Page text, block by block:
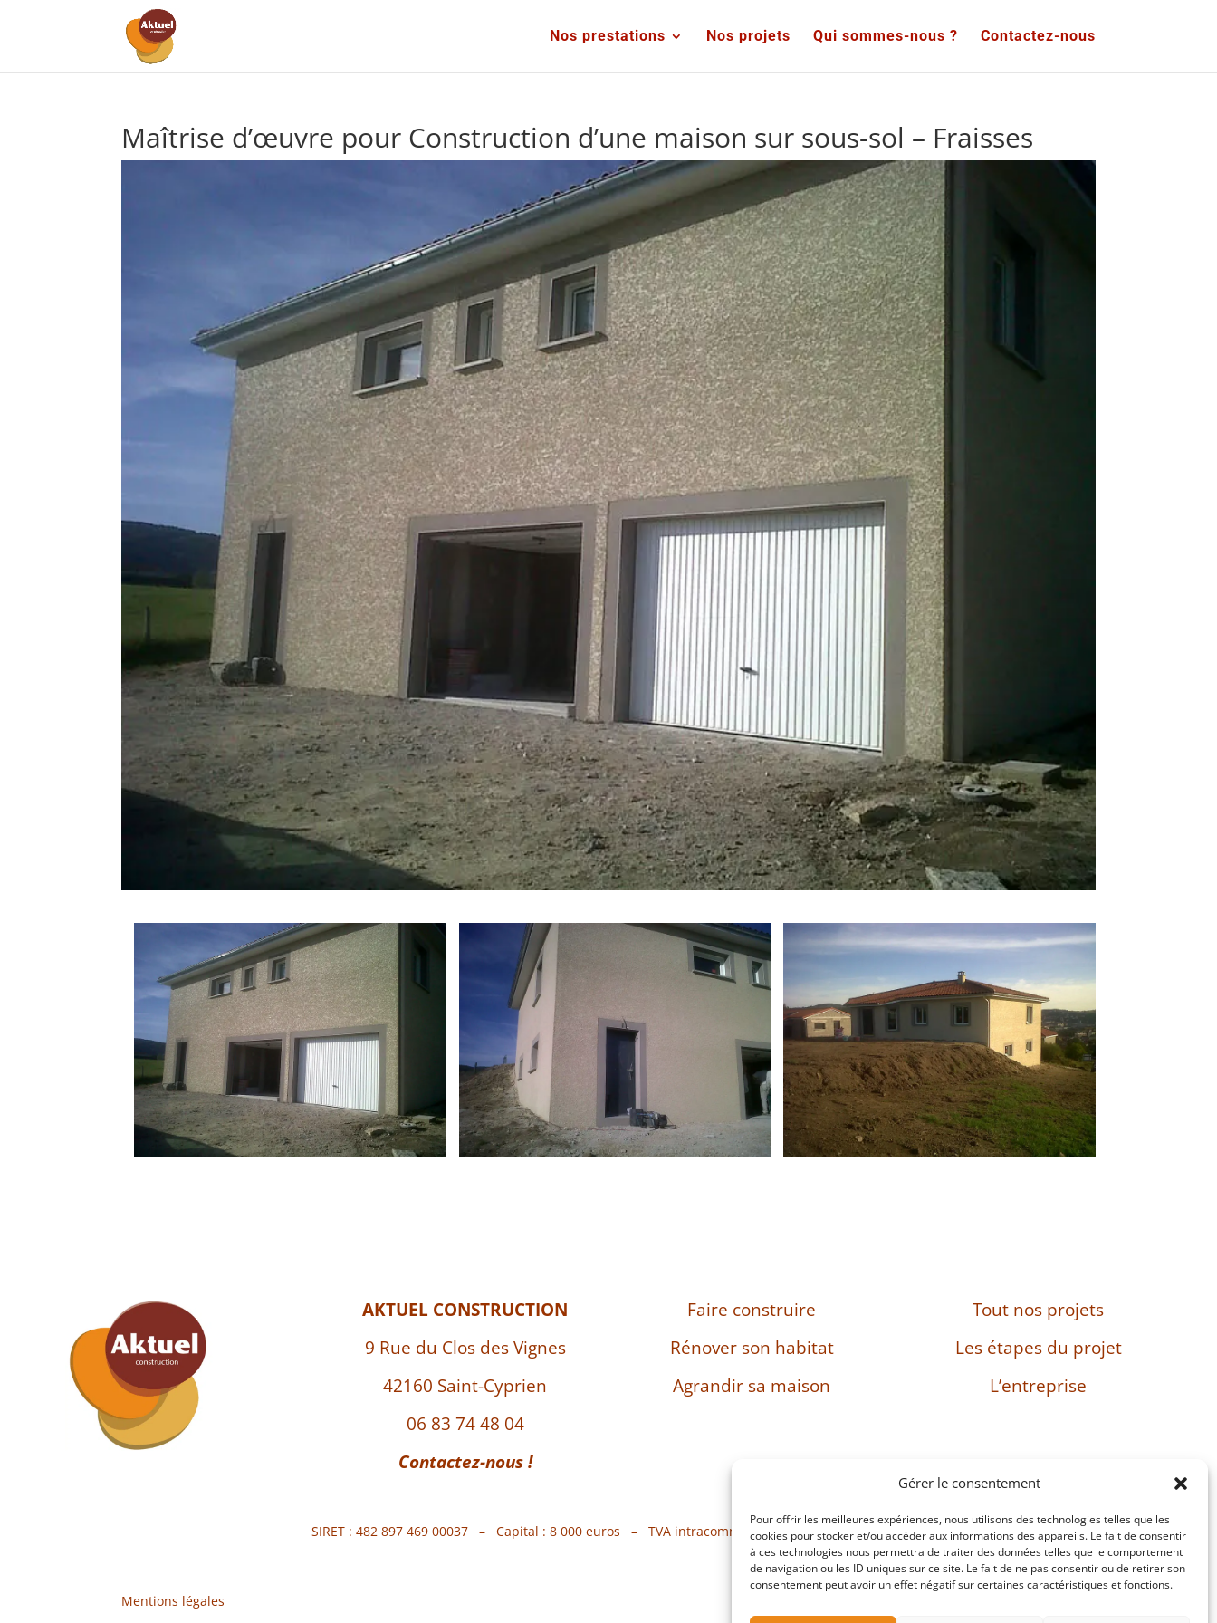
Gérer le consentement
Pour offrir les meilleures expériences, nous utilisons des technologies telles que les
cookies pour stocker et/ou accéder aux informations des appareils. Le fait de consentir
à ces technologies nous permettra de traiter des données telles que le comportement
de navigation ou les ID uniques sur ce site. Le fait de ne pas consentir ou de retirer son
consentement peut avoir un effet négatif sur certaines caractéristiques et fonctions.
Nos prestations Nos projets Qui sommes-nous ? Contactez-nous
Maîtrise d’œuvre pour Construction d’une maison sur sous-sol – Fraisses
AKTUEL CONSTRUCTION
9 Rue du Clos des Vignes
42160 Saint-Cyprien
06 83 74 48 04
Contactez-nous !
Faire construire
Rénover son habitat
Agrandir sa maison
Tout nos projets
Les étapes du projet
L’entreprise
SIRET : 482 897 469 00037 – Capital : 8 000 euros – TVA intracommunautaire : FR38482897469
Mentions légales